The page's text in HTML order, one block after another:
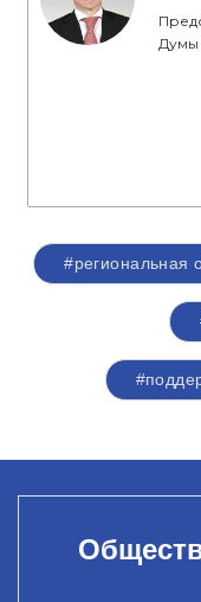
Думы
#региональная